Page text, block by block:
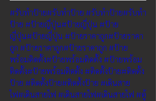
#รับทำป้าย#รับทำป้าย #รับทำป้าย#รับทำ
ป้าย #ป้ายญี่ปุ่น#ป้ายญี่ปุ่น #ป้าย
ญี่ปุ่น#ป้ายญี่ปุ่น #ป้ายราคาถูก#ป้ายราคา
ถูก #ป้ายราคาถูก#ป้ายราคาถูก #ป้าย
พร้อมติดตั้ง#ป้ายพร้อมติดตั้ง #ป้ายพร้อม
ติดตั้ง#ป้ายพร้อมติดตั้ง #ติดตั้งป้าย#ติดตั้ง
ป้าย #ติดตั้งป้าย#ติดตั้งป้าย #เดินสาย
ไฟ#เดินสายไฟ #เดินสายไฟ#เดินสายไฟ #ตู้